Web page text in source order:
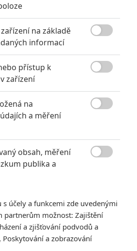
Bleska McQueena zaskočí natolik, že
svého milovaného sportu. Aby se
Ramirez s jejím plánem k vítězství,
zesnulého Hudsona Horneta a několik
Dokázat, že ještě nemá číslo 95
pro šampiona se srdcem na
na základě
informací
přístup k
zařízení
na
a měření
obsah, měření
publika a
s účely a funkcemi zde uvedenými
partnerům možnost: Zajištění
a zjišťování podvodů a
a zobrazování